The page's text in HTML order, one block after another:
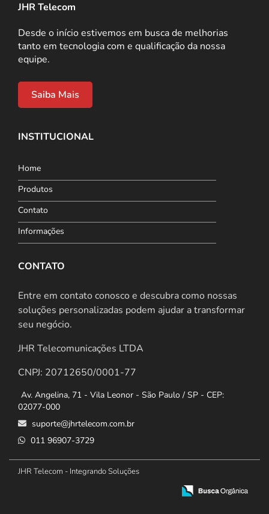
JHR Telecom
Desde o início estivemos em busca de melhorias
tanto em tecnologia com e qualificação da nossa
equipe.
Saiba Mais
INSTITUCIONAL
Home
Produtos
Contato
Informações
CONTATO
Entre em contato conosco e descubra como nossas
soluções personalizadas podem ajudar a transformar
seu negócio.
JHR Telecomunicações LTDA
CNPJ: 20712650/0001-77
Av. Angelina, 71 - Vila Leonor - São Paulo / SP - CEP:
02077-000
suporte@jhrtelecom.com.br
011 96907-3729
JHR Telecom - Integrando Soluções